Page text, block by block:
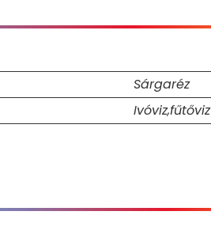
Sárgaréz
Ivóviz,fűtőviz